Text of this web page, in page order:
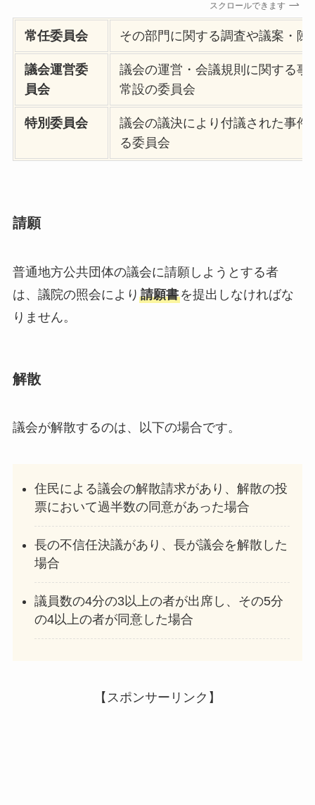
スクロールできます
常任委員会 その部門に関する調査や議案・
議会運営委
員会
議会の運営・会議規則に関する
常設の委員会
特別委員会
議会の議決により付議された事
る委員会
請願
普通地方公共団体の議会に請願しようとする者
は、議院の照会により 請願書を提出しなければな
りません。
解散
議会が解散するのは、以下の場合です。
住民による議会の解散請求があり、解散の投
票において過半数の同意があった場合
長の不信任決議があり、長が議会を解散した
場合
議員数の4分の3以上の者が出席し、その5分
の4以上の者が同意した場合
【スポンサーリンク】